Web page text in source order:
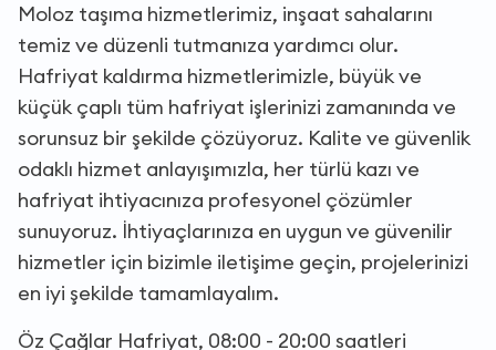
Moloz taşıma hizmetlerimiz, inşaat sahalarını
temiz ve düzenli tutmanıza yardımcı olur.
Hafriyat kaldırma hizmetlerimizle, büyük ve
küçük çaplı tüm hafriyat işlerinizi zamanında ve
sorunsuz bir şekilde çözüyoruz. Kalite ve güvenlik
odaklı hizmet anlayışımızla, her türlü kazı ve
hafriyat ihtiyacınıza profesyonel çözümler
sunuyoruz. İhtiyaçlarınıza en uygun ve güvenilir
hizmetler için bizimle iletişime geçin, projelerinizi
en iyi şekilde tamamlayalım.
Öz Çağlar Hafriyat, 08:00 - 20:00 saatleri